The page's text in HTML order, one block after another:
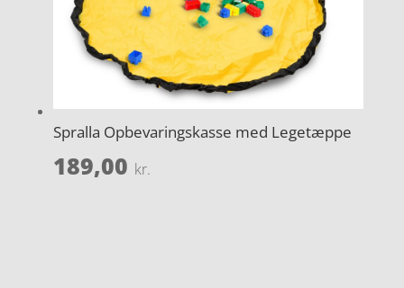
Spralla Opbevaringskasse med Legetæppe
189,00 kr.